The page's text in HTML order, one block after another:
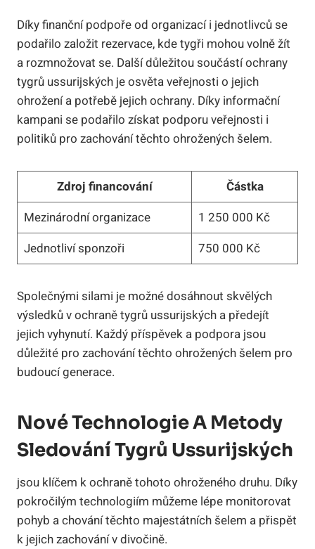
Díky finanční podpoře od organizací i jednotlivců se
podařilo založit rezervace, kde tygři mohou volně žít
a rozmnožovat se. Další důležitou součástí ochrany
tygrů ussurijských je osvěta veřejnosti o jejich
ohrožení a potřebě jejich ochrany. Díky informační
kampani se podařilo získat podporu veřejnosti i
politiků pro zachování těchto ohrožených šelem.
Zdroj financování
Částka
Mezinárodní organizace
1 250 000 Kč
Jednotliví sponzoři
750 000 Kč
Společnými silami je možné dosáhnout skvělých
výsledků v ochraně tygrů ussurijských a předejít
jejich vyhynutí. Každý příspěvek a podpora jsou
důležité pro zachování těchto ohrožených šelem pro
budoucí generace.
Nové Technologie A Metody
Sledování Tygrů Ussurijských
jsou klíčem k ochraně tohoto ohroženého druhu. Díky
pokročilým technologiím můžeme lépe monitorovat
pohyb a chování těchto majestátních šelem a přispět
k jejich zachování v divočině.